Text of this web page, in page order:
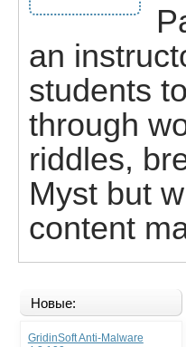
an
students
through
riddles,
Myst but
content
Новые:
GridinSoft Anti-Malware